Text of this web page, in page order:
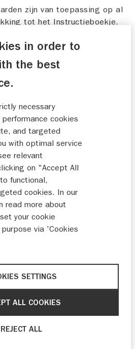
zijn van toepassing op al
tot het Instructieboekje.
te hebben
te allen tijde naar eigen
voorafgaande kennisgeving
wijzigen.
voorwaarden
naar eigen goeddunken
kennisgeving, onze service
verstrekken van
stopzetten, annuleren
van het Instructieboekje kan
herzien of gewijzigd zonder
volgens de wijziging van
desbetreffende Product of
Lees het Instructieboekje
bijzonder als u het Product
oor eventueel aanvullend
manieren: - elk gebruik dat
in order to
the best
necessary
cookies
and targeted
with optimal service
relevant
on "Accept All
functional,
cookies. In our
read more about
your cookie
via 'Cookies
SETTINGS
REJECT ALL
ALL COOKIES